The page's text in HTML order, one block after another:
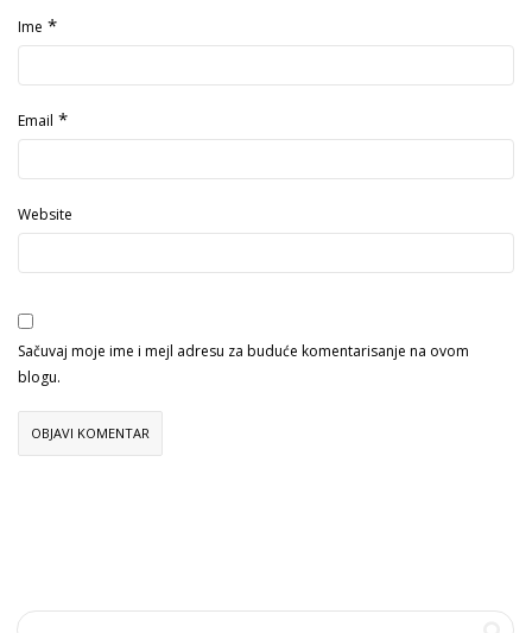
Ime *
Email *
Website
Sačuvaj moje ime i mejl adresu za buduće komentarisanje na ovom
blogu.